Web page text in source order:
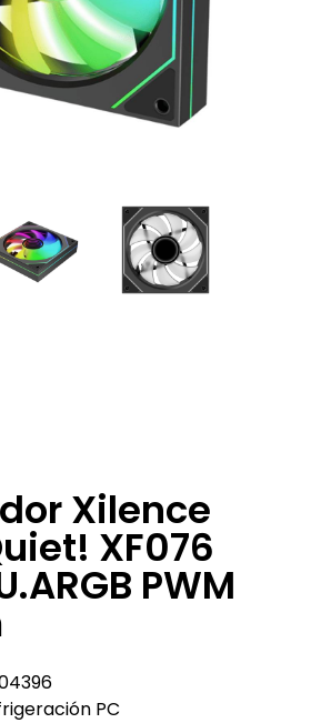
Xilence
XF076
PWM
PC